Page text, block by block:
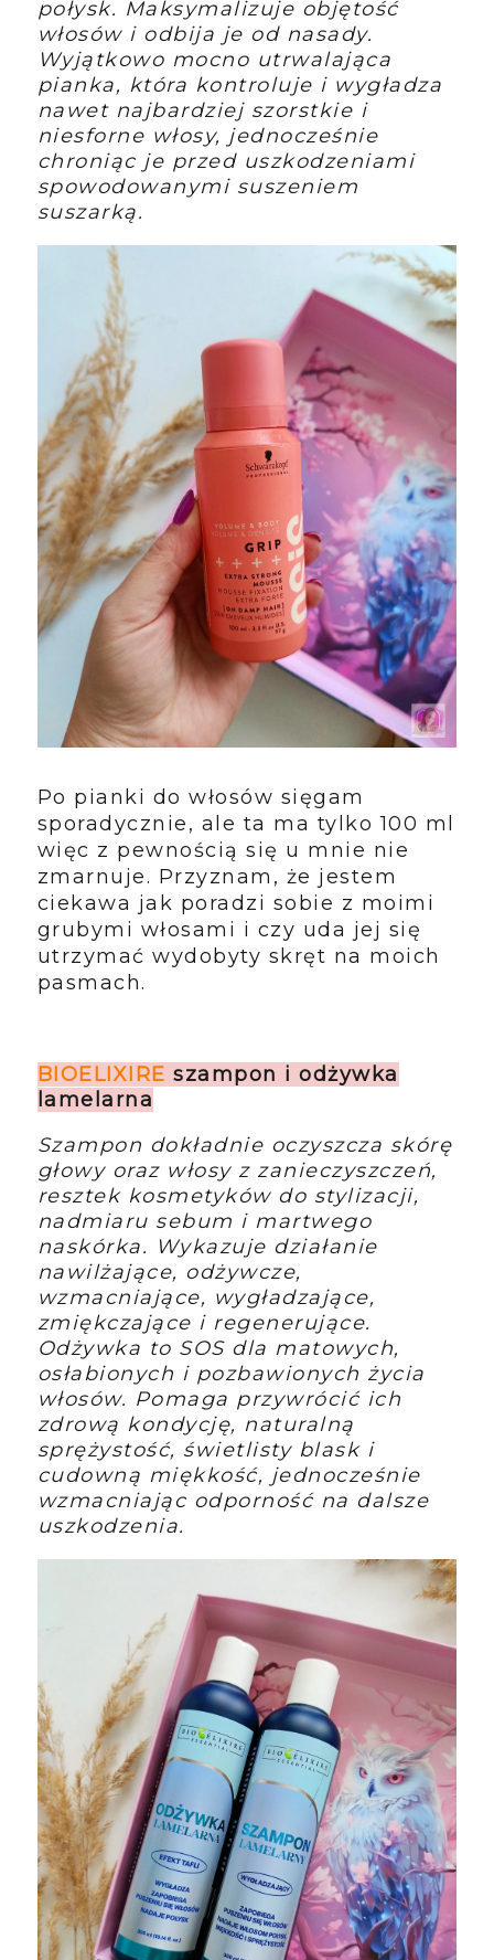
połysk. Maksymalizuje objętość
włosów i odbija je od nasady.
Wyjątkowo mocno utrwalająca
pianka, która kontroluje i wygładza
nawet najbardziej szorstkie i
niesforne włosy, jednocześnie
chroniąc je przed uszkodzeniami
spowodowanymi suszeniem
suszarką.
Po pianki do włosów sięgam
sporadycznie, ale ta ma tylko 100 ml
więc z pewnością się u mnie nie
zmarnuje. Przyznam, że jestem
ciekawa jak poradzi sobie z moimi
grubymi włosami i czy uda jej się
utrzymać wydobyty skręt na moich
pasmach.
BIOELIXIRE szampon i odżywka
lamelarna
Szampon dokładnie oczyszcza skórę
głowy oraz włosy z zanieczyszczeń,
resztek kosmetyków do stylizacji,
nadmiaru sebum i martwego
naskórka. Wykazuje działanie
nawilżające, odżywcze,
wzmacniające, wygładzające,
zmiękczające i regenerujące.
Odżywka to SOS dla matowych,
osłabionych i pozbawionych życia
włosów. Pomaga przywrócić ich
zdrową kondycję, naturalną
sprężystość, świetlisty blask i
cudowną miękkość, jednocześnie
wzmacniając odporność na dalsze
uszkodzenia.